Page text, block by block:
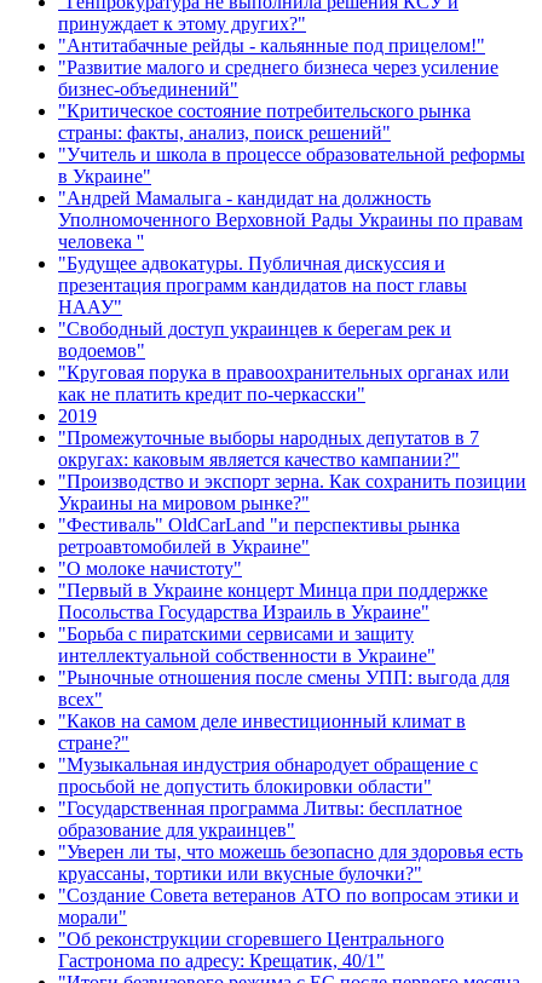
принуждает к этому других?"
"Антитабачные рейды - кальянные под прицелом!"
"Развитие малого и среднего бизнеса через усиление
бизнес-объединений"
"Критическое состояние потребительского рынка
страны: факты, анализ, поиск решений"
"Учитель и школа в процессе образовательной реформы
в Украине"
"Андрей Мамалыга - кандидат на должность
Уполномоченного Верховной Рады Украины по правам
человека ''
"Будущее адвокатуры. Публичная дискуссия и
презентация программ кандидатов на пост главы
НААУ"
"Свободный доступ украинцев к берегам рек и
водоемов"
"Круговая порука в правоохранительных органах или
как не платить кредит по-черкасски"
2019
"Промежуточные выборы народных депутатов в 7
округах: каковым является качество кампании?"
"Производство и экспорт зерна. Как сохранить позиции
Украины на мировом рынке?"
"Фестиваль" OldCarLand "и перспективы рынка
ретроавтомобилей в Украине"
"О молоке начистоту"
"Первый в Украине концерт Минца при поддержке
Посольства Государства Израиль в Украине"
"Борьба с пиратскими сервисами и защиту
интеллектуальной собственности в Украине"
"Рыночные отношения после смены УПП: выгода для
всех"
"Каков на самом деле инвестиционный климат в
стране?"
"Музыкальная индустрия обнародует обращение с
просьбой не допустить блокировки области"
"Государственная программа Литвы: бесплатное
образование для украинцев"
"Уверен ли ты, что можешь безопасно для здоровья есть
круассаны, тортики или вкусные булочки?"
"Создание Совета ветеранов АТО по вопросам этики и
морали"
"Об реконструкции сгоревшего Центрального
Гастронома по адресу: Крещатик, 40/1"